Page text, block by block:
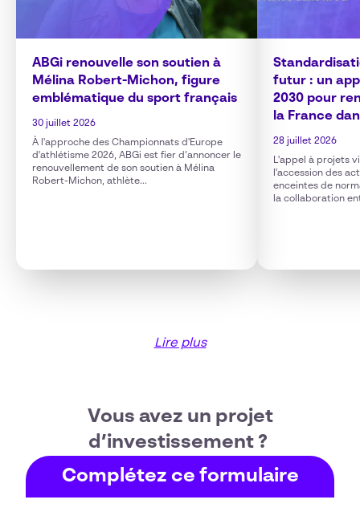
ABGi renouvelle son soutien à
Mélina Robert-Michon, figure
emblématique du sport français
30 juillet 2026
À l'approche des Championnats d'Europe
d'athlétisme 2026, ABGi est fier d’annoncer le
renouvellement de son soutien à Mélina
Robert-Michon, athlète...
futur : un
2030 pour
la France
28 juillet 2026
L'appel à projets
l'accession des
enceintes de
la collaboration
Lire plus
Vous avez un projet
d’investissement ?
Complétez ce formulaire